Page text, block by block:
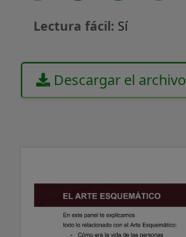
Lectura fácil: Sí
Descargar el archivo